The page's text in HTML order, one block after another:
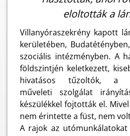
eloltották a
Villanyóraszekrény kapott
kerületében,
szociális intézményben. A
földszintjén keletkezett,
hivatásos tűzoltók, a
műveleti szolgálat
készülékkel fojtották el.
nem érintette a füst, nem
A rajok az utómunkálatokat